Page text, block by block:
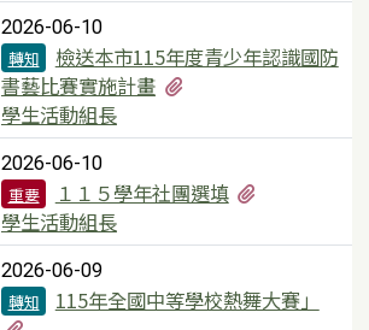
2026-06-10
轉知
檢送本市115年度青少年認識國防
書藝比賽實施計畫
學生活動組長
2026-06-10
重要 １１５學年社團選填
學生活動組長
2026-06-09
轉知
115年全國中等學校熱舞大賽」